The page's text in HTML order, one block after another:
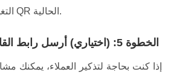
التغييرات فورًا على قائمة QR الحالية.
الخطوة 5: (اختياري) أرسل رابط القائمة الجديدة للعملاء
إذا كنت بحاجة لتذكير العملاء، يمكنك